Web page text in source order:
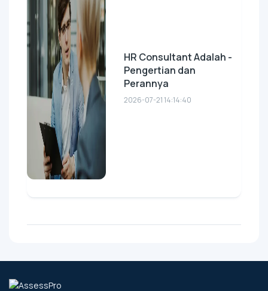
HR Consultant Adalah -
Pengertian dan
Perannya
2026-07-21 14:14:40